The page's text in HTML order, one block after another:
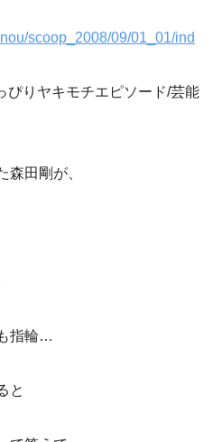
scoop_2008/09/01_01/ind
ぴりヤキモチエピソード/芸能
森田剛が、
指輪…
と